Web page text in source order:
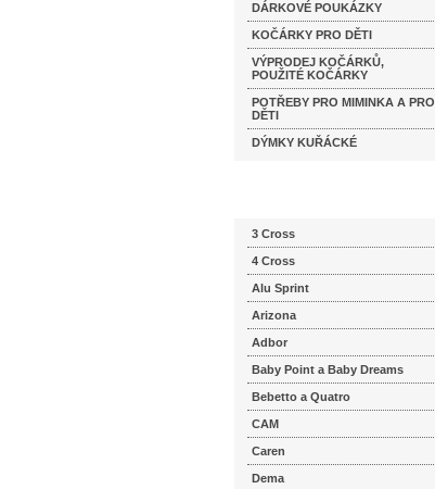
DÁRKOVÉ POUKÁZKY
KOČÁRKY PRO DĚTI
VÝPRODEJ KOČÁRKŮ,
POUŽITÉ KOČÁRKY
POTŘEBY PRO MIMINKA A PRO
DĚTI
DÝMKY KUŘÁCKÉ
3 Cross
4 Cross
Alu Sprint
Arizona
Adbor
Baby Point a Baby Dreams
Bebetto a Quatro
CAM
Caren
Dema